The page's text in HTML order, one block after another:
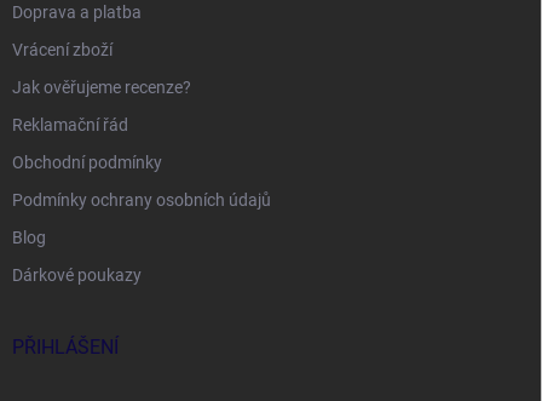
Doprava a platba
Vrácení zboží
Jak ověřujeme recenze?
Reklamační řád
Obchodní podmínky
Podmínky ochrany osobních údajů
Blog
Dárkové poukazy
PŘIHLÁŠENÍ